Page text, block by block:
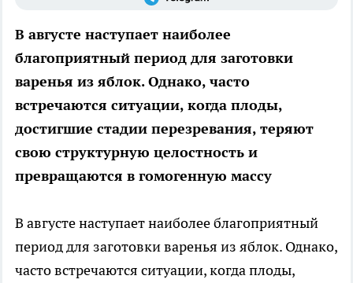
В августе наступает наиболее
благоприятный период для заготовки
варенья из яблок. Однако, часто
встречаются ситуации, когда плоды,
достигшие стадии перезревания, теряют
свою структурную целостность и
превращаются в гомогенную массу
В августе наступает наиболее благоприятный
период для заготовки варенья из яблок. Однако,
часто встречаются ситуации, когда плоды,